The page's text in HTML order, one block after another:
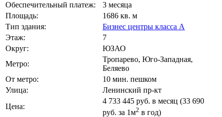
Обеспечительный платеж:
3 месяца
Площадь:
1686 кв. м
Тип здания:
Бизнес центры класса А
Этаж:
7
Округ:
ЮЗАО
Метро:
Тропарево, Юго-Западная,
Беляево
От метро:
10 мин. пешком
Улица:
Ленинский пр-кт
Цена:
4 733 445 руб. в месяц (33 690
руб. за 1м2 в год)